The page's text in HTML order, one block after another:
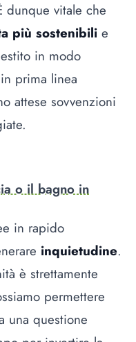
dunque vitale che
più sostenibili e
in modo
prima linea
attese sovvenzioni
o il bagno in
in rapido
inquietudine.
è strettamente
permettere
una questione